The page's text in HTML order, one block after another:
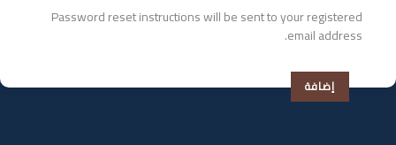
Password reset instructions will be sent to your registered
email address.